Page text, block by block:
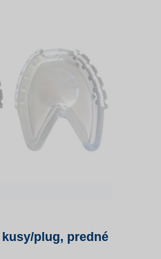
kusy/plug, predné